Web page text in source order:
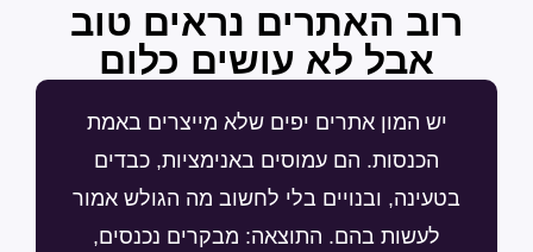
רוב האתרים נראים טוב
אבל לא עושים כלום
יש המון אתרים יפים שלא מייצרים באמת
הכנסות. הם עמוסים באנימציות, כבדים
בטעינה, ובנויים בלי לחשוב מה הגולש אמור
לעשות בהם. התוצאה: מבקרים נכנסים,